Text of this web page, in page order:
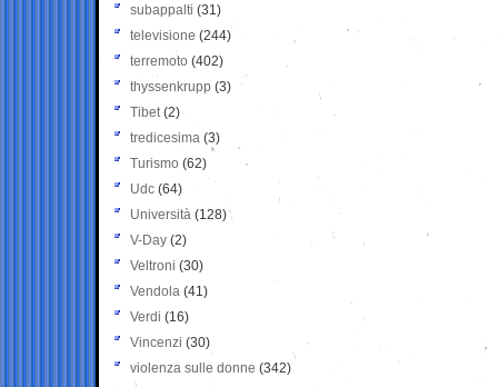
subappalti (31)
televisione(244)
terremoto (402)
thyssenkrupp (3)
Tibet(2)
tredicesima (3)
Turismo (62)
Udc (64)
Università (128)
V-Day (2)
Veltroni (30)
Vendola (41)
Verdi (16)
Vincenzi (30)
violenza sulle donne (342)